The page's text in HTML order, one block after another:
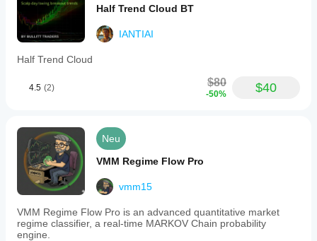
Half Trend Cloud BT
IANTIAI
Half Trend Cloud
4.5 (2) $80
-50% $40
Neu
VMM Regime Flow Pro
vmm15
VMM Regime Flow Pro is an advanced quantitative market
regime classifier, a real-time MARKOV Chain probability
engine.